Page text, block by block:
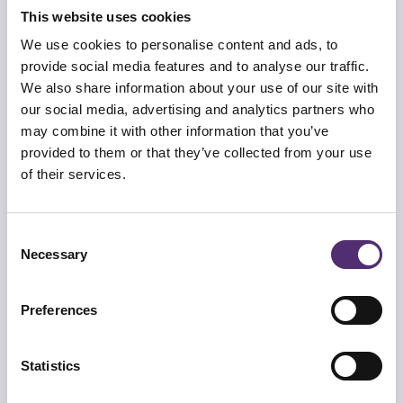
This website uses cookies
We use cookies to personalise content and ads, to
provide social media features and to analyse our traffic.
We also share information about your use of our site with
our social media, advertising and analytics partners who
may combine it with other information that you’ve
provided to them or that they’ve collected from your use
of their services.
Selection
Necessary
Preferences
Statistics
slaapproblemen
BijSpecialistenNetwerkt jouw medewerker met
eenpsycholoog,coachof
bedrijfsmaatschappelijk werker. Welke specialist
het beste past, hangt af van de hulpvraag. Het
traject start altijd met een matchgesprek. Daarin
wordt de situatie in kaart gebracht en wordt
gezocht naar een passende specialist uit ons
herkennen, beter omgaan met stress en
ontspanningstechnieken toepassen. Zo ontstaat
je meer weten over
? We leggen het
Hulp bij slapen via